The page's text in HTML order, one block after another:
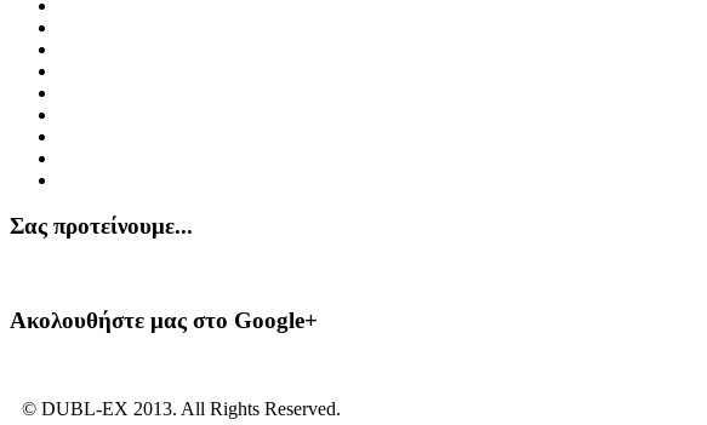
Σας προτείνουμε...
Ακολουθήστε μας στο Google+
© DUBL-EX 2013. All Rights Reserved.